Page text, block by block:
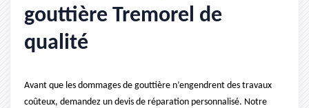
gouttière Tremorel de
qualité
Avant que les dommages de gouttière n’engendrent des travaux
coûteux, demandez un devis de réparation personnalisé. Notre